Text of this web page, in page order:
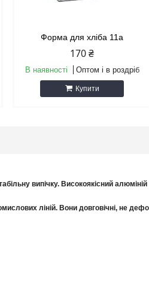
Форма для хліба 11а
170 ₴
В наявності Оптом і в роздріб
Купити
випічку. Високоякісний
ліній. Вони довговічні, не